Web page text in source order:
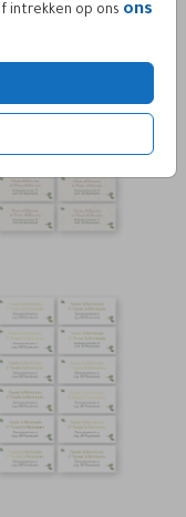
intrekken op ons ons